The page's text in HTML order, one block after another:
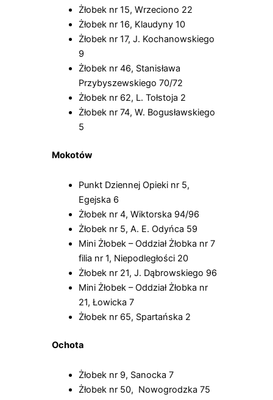
Żłobek nr 15, Wrzeciono 22
Żłobek nr 16, Klaudyny 10
Żłobek nr 17, J. Kochanowskiego
9
Żłobek nr 46, Stanisława
Przybyszewskiego 70/72
Żłobek nr 62, L. Tołstoja 2
Żłobek nr 74, W. Bogusławskiego
5
Mokotów
Punkt Dziennej Opieki nr 5,
Egejska 6
Żłobek nr 4, Wiktorska 94/96
Żłobek nr 5, A. E. Odyńca 59
Mini Żłobek – Oddział Żłobka nr 7
filia nr 1, Niepodległości 20
Żłobek nr 21, J. Dąbrowskiego 96
Mini Żłobek – Oddział Żłobka nr
21, Łowicka 7
Żłobek nr 65, Spartańska 2
Ochota
Żłobek nr 9, Sanocka 7
Żłobek nr 50, Nowogrodzka 75